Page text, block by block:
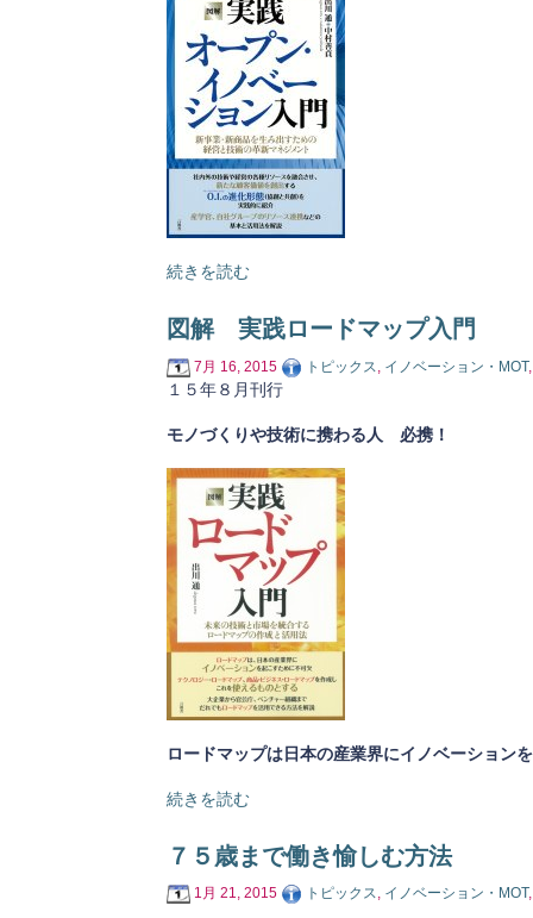
続きを読む
図解 実践ロードマップ入門
7月 16, 2015 トピックス, イノベーション・MOT
１５年８月刊行
モノづくりや技術に携わる人 必携！
ロードマップは日本の産業界にイノベーション
続きを読む
７５歳まで働き愉しむ方法
1月 21, 2015 トピックス, イノベーション・MOT